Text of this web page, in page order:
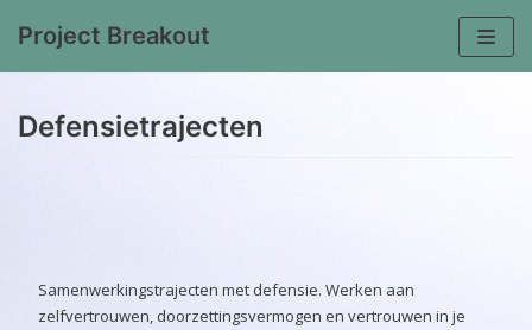
de
Project Breakout
Defensietrajecten
Samenwerkingstrajecten met defensie. Werken aan
zelfvertrouwen, doorzettingsvermogen en vertrouwen in je